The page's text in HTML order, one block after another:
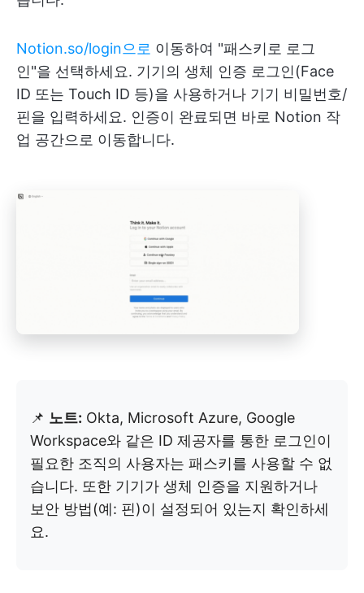
Notion.so/login으로 이동하여 "패스키로 로그
인"을 선택하세요. 기기의 생체 인증 로그인(Face
ID 또는 Touch ID 등)을 사용하거나 기기 비밀번호/
핀을 입력하세요. 인증이 완료되면 바로 Notion 작
업 공간으로 이동합니다.
📌 노트: Okta, Microsoft Azure, Google
Workspace와 같은 ID 제공자를 통한 로그인이
필요한 조직의 사용자는 패스키를 사용할 수 없
습니다. 또한 기기가 생체 인증을 지원하거나
보안 방법(예: 핀)이 설정되어 있는지 확인하세
요.